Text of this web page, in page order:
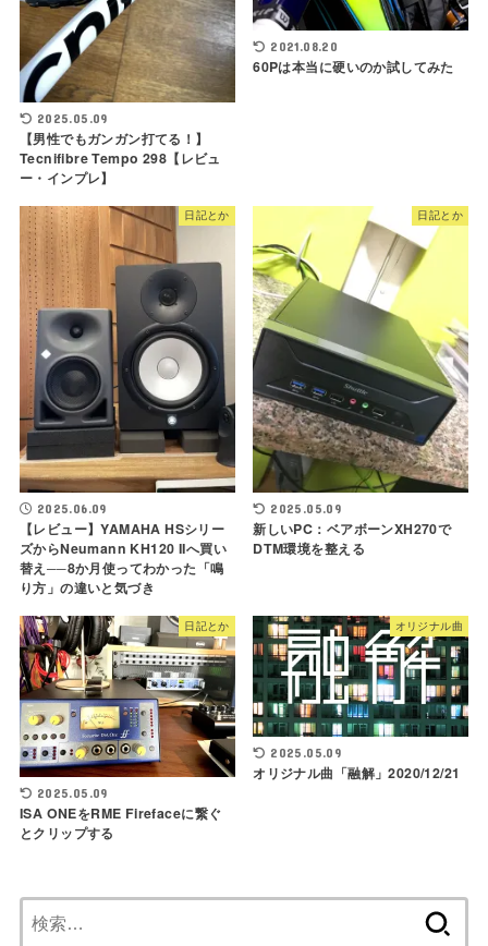
2025.05.09
【男性でもガンガン打てる！】
Tecnifibre Tempo 298【レビュ
ー・インプレ】
2021.08.20
60Pは本当に硬いのか試してみた
日記とか
2025.06.09
【レビュー】YAMAHA HSシリー
ズからNeumann KH120 IIへ買い
替え──8か月使ってわかった「鳴
り方」の違いと気づき
日記とか
2025.05.09
新しいPC：ベアボーンXH270で
DTM環境を整える
日記とか
2025.05.09
ISA ONEをRME Firefaceに繋ぐ
とクリップする
オリジナル曲
2025.05.09
オリジナル曲「融解」2020/12/21